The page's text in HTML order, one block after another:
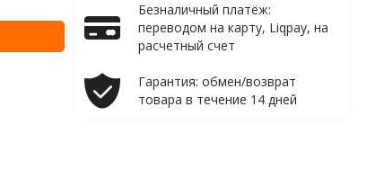
Безналичный платёж:
переводом на карту, Liqpay, на
расчетный счет
Гарантия: обмен/возврат
товара в течение 14 дней